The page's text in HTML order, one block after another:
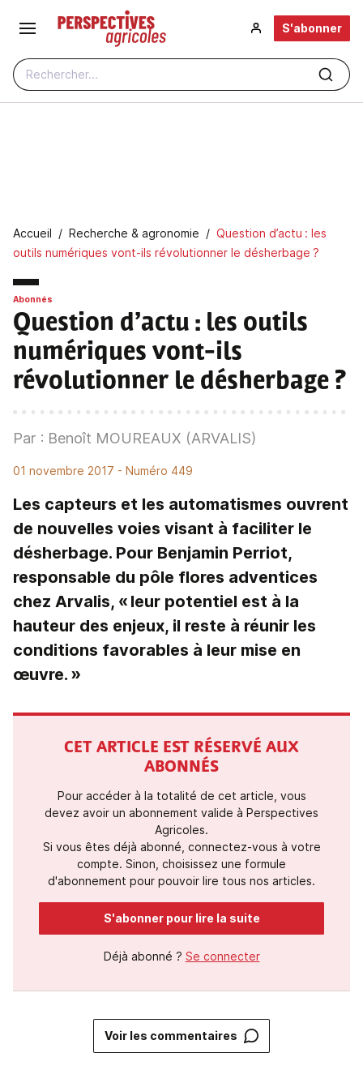
Aller au contenu principal
Rechercher...
S'abonner
Fil d'Ariane
Accueil Recherche & agronomie
Question d’actu : les
outils numériques vont-ils révolutionner le désherbage ?
Abonnés
Question d’actu : les outils
numériques vont-ils
révolutionner le désherbage ?
Par : Benoît MOUREAUX (ARVALIS)
01 novembre 2017 - Numéro 449
Les capteurs et les automatismes ouvrent
de nouvelles voies visant à faciliter le
désherbage. Pour Benjamin Perriot,
responsable du pôle flores adventices
chez Arvalis, « leur potentiel est à la
hauteur des enjeux, il reste à réunir les
conditions favorables à leur mise en
œuvre. »
CET ARTICLE EST RÉSERVÉ AUX
ABONNÉS
Pour accéder à la totalité de cet article, vous
devez avoir un abonnement valide à Perspectives
Agricoles.
Si vous êtes déjà abonné, connectez-vous à votre
compte. Sinon, choisissez une formule
d'abonnement pour pouvoir lire tous nos articles.
S'abonner pour lire la suite
Déjà abonné ? Se connecter
Voir les commentaires